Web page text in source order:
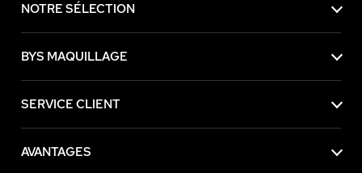
NOTRE SÉLECTION
BYS MAQUILLAGE
SERVICE CLIENT
AVANTAGES